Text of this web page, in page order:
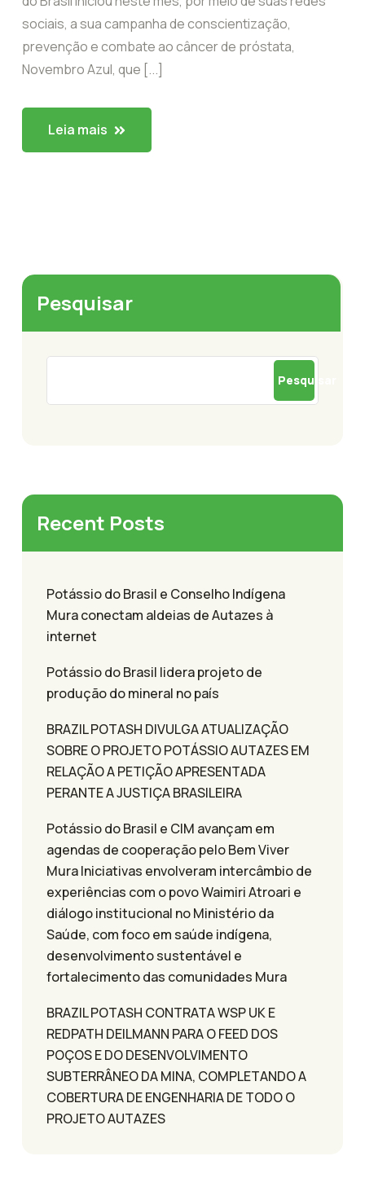
sociais, a sua campanha de conscientização,
prevenção e combate ao câncer de próstata,
Novembro Azul, que [...]
Leia mais
Pesquisar
Pesquisar
Recent Posts
Potássio do Brasil e Conselho Indígena
Mura conectam aldeias de Autazes à
internet
Potássio do Brasil lidera projeto de
produção do mineral no país
BRAZIL POTASH DIVULGA ATUALIZAÇÃO
SOBRE O PROJETO POTÁSSIO AUTAZES EM
RELAÇÃO A PETIÇÃO APRESENTADA
PERANTE A JUSTIÇA BRASILEIRA
Potássio do Brasil e CIM avançam em
agendas de cooperação pelo Bem Viver
Mura Iniciativas envolveram intercâmbio de
experiências com o povo Waimiri Atroari e
diálogo institucional no Ministério da
Saúde, com foco em saúde indígena,
desenvolvimento sustentável e
fortalecimento das comunidades Mura
BRAZIL POTASH CONTRATA WSP UK E
REDPATH DEILMANN PARA O FEED DOS
POÇOS E DO DESENVOLVIMENTO
SUBTERRÂNEO DA MINA, COMPLETANDO A
COBERTURA DE ENGENHARIA DE TODO O
PROJETO AUTAZES